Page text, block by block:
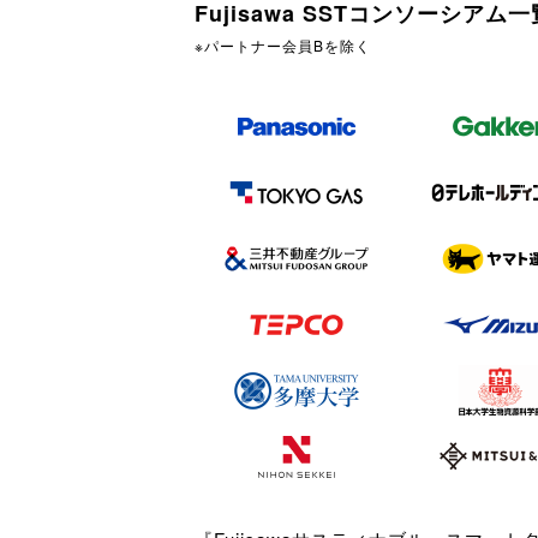
Fujisawa SSTコンソーシアム一
※パートナー会員Bを除く